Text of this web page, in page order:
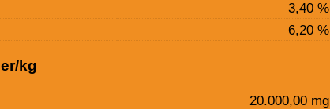
3,40 %
6,20 %
kg
20.000,00 mg